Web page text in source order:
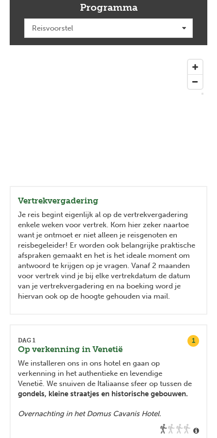
Programma
Vertrekvergadering
Je reis begint eigenlijk al op de vertrekvergadering
enkele weken voor vertrek. Kom hier zeker naartoe
want je ontmoet er niet alleen je reisgenoten en
reisbegeleider! Er worden ook belangrijke praktische
afspraken gemaakt en het is het ideale moment om
antwoord te krijgen op je vragen. Vanaf 2 maanden
voor vertrek vind je bij elke vertrekdatum de datum
van je vertrekvergadering en na boeking word je
hiervan ook op de hoogte gehouden via mail.
1
DAG 1
Op verkenning in Venetië
We installeren ons in ons hotel en gaan op
verkenning in het authentieke en levendige
Venetië. We snuiven de Italiaanse sfeer op tussen de
gondels, kleine straatjes en historische gebouwen.
Overnachting in het Domus Cavanis Hotel.